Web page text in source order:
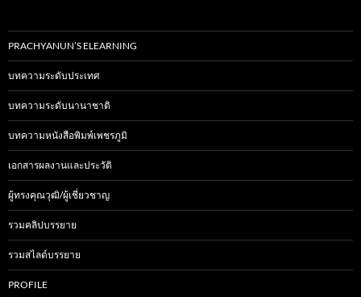
PRACHYANUN’S ELEARNING
บทความระดับประเทศ
บทความระดับนานาชาติ
บทความหนังสือพิมพ์เพชรภูมิ
เอกสารผลงานและประวัติ
ผู้ทรงคุณวุฒิ/ผู้เชี่ยวชาญ
รวมคลิปบรรยาย
รวมสไลด์บรรยาย
PROFILE